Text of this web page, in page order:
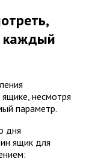
каждый
несмотря
параметр.
дня
ящик для